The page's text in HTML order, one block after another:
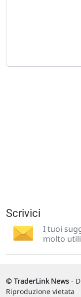
Scrivici
I tuoi
molto
© TraderLink News -
Riproduzione vietata